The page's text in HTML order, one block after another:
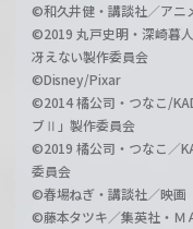
©和久井健・講談社／アニ
©2019 丸戸史明・深崎暮
冴えない製作委員会
©Disney/Pixar
©2014 橘公司・つなこ/
ブⅡ」製作委員会
©2019 橘公司・つなこ／
委員会
©春場ねぎ・講談社／映画
©藤本タツキ／集英社・Ｍ